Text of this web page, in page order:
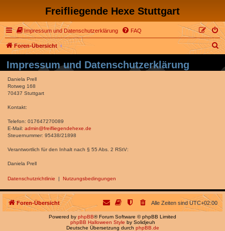
Freifliegende Hexe Stuttgart
Impressum und Datenschutzerklärung FAQ
Foren-Übersicht
S
c
Impressum und Datenschutzerklärung
Daniela Prell
Rotweg 168
70437 Stuttgart
Kontakt:
Telefon: 017647270089
E-Mail: admin@freifliegendehexe.de
Steuernummer: 95438/21898
Verantwortlich für den Inhalt nach § 55 Abs. 2 RStV:
Daniela Prell
Datenschutzrichtlinie | Nutzungsbedingungen
Foren-Übersicht Alle Zeiten sindUTC+02:00
Powered by phpBB® Forum Software © phpBB Limited
phpBB Halloween Style by Solidjeuh
Deutsche Übersetzung durch phpBB.de